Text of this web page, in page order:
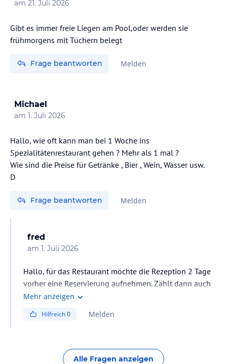
am 21. Juli 2026
Gibt es immer freie Liegen am Pool,oder werden sie
frühmorgens mit Tüchern belegt
Frage beantworten Melden
Michael
am 1. Juli 2026
Hallo, wie oft kann man bei 1 Woche ins
Spezialitätenrestaurant gehen ? Mehr als 1 mal ?
Wie sind die Preise für Getränke , Bier , Wein, Wasser usw.
D
Frage beantworten Melden
fred
am 1. Juli 2026
Hallo, für das Restaurant möchte die Rezeption 2 Tage
vorher eine Reservierung aufnehmen. Zählt dann auch
im Rahmen der HP .. Getränke sind wie in jeder
Mehr anzeigen
Hilfreich0 Melden
Alle Fragen anzeigen